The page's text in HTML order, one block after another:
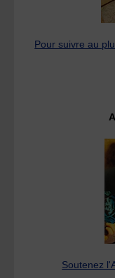
Pour suivre au
Soutenez